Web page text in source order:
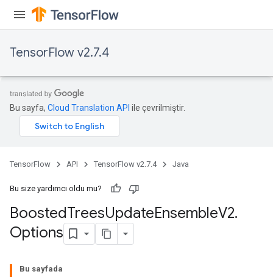
TensorFlow v2.7.4
Bu sayfa, Cloud Translation API ile çevrilmiştir.
TensorFlow API TensorFlow v2.7.4 Java
Bu size yardımcı oldu mu?
BoostedTreesUpdateEnsembleV2.
Options
Bu sayfada